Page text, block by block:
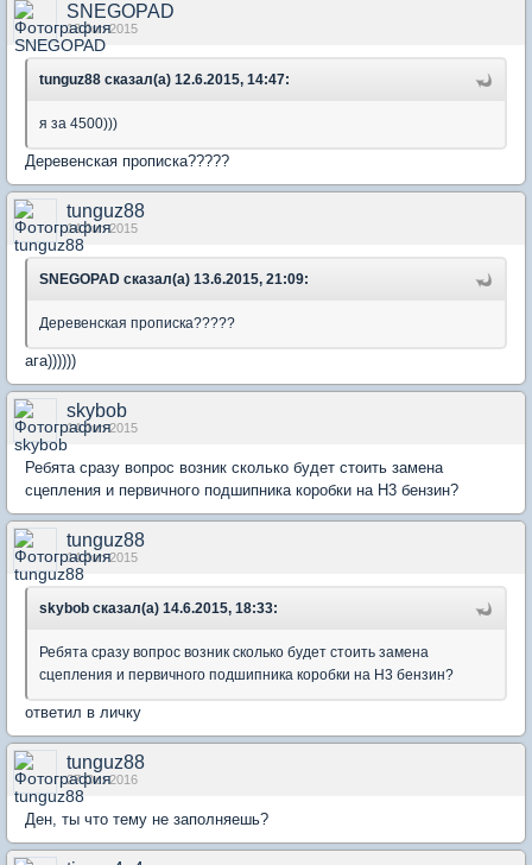
SNEGOPAD
13 Jun 2015
tunguz88 сказал(а) 12.6.2015, 14:47:
я за 4500)))
Деревенская прописка?????
tunguz88
14 Jun 2015
SNEGOPAD сказал(а) 13.6.2015, 21:09:
Деревенская прописка?????
ага))))))
skybob
14 Jun 2015
Ребята сразу вопрос возник сколько будет стоить замена
сцепления и первичного подшипника коробки на H3 бензин?
tunguz88
14 Jun 2015
skybob сказал(а) 14.6.2015, 18:33:
Ребята сразу вопрос возник сколько будет стоить замена
сцепления и первичного подшипника коробки на H3 бензин?
ответил в личку
tunguz88
27 Oct 2016
Ден, ты что тему не заполняешь?